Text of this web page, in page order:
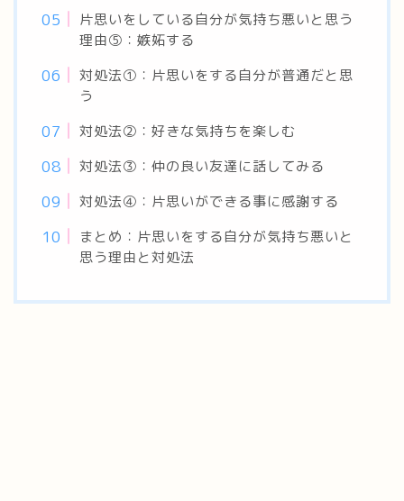
片思いをしている自分が気持ち悪いと思う
理由⑤：嫉妬する
対処法①：片思いをする自分が普通だと思
う
対処法②：好きな気持ちを楽しむ
対処法③：仲の良い友達に話してみる
対処法④：片思いができる事に感謝する
まとめ：片思いをする自分が気持ち悪いと
思う理由と対処法